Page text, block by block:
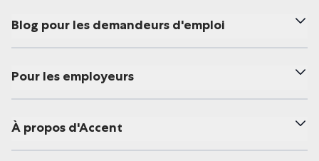
Blog pour les demandeurs d'emploi
Pour les employeurs
À propos d'Accent